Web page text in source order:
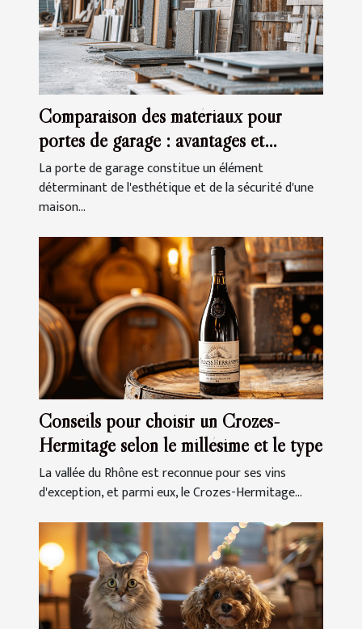
Comparaison des matériaux pour
portes de garage : avantages et
inconvénients
La porte de garage constitue un élément
déterminant de l'esthétique et de la sécurité d'une
maison...
Conseils pour choisir un Crozes-
Hermitage selon le millésime et le type
La vallée du Rhône est reconnue pour ses vins
d'exception, et parmi eux, le Crozes-Hermitage...